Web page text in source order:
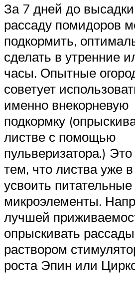
За 7 дней до высадки
рассаду помидоров
подкормить,
сделать в утренние
часы. Опытные
советует
именно внекорневую
подкормку
листве с помощью
пульверизатора.)
тем, что листва уже
усвоить
микроэлементы.
лучшей
опрыскивать
раствором
роста Эпин или